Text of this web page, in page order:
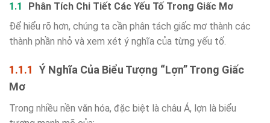
Phân Tích Chi Tiết Các Yếu Tố Trong Giấc Mơ
Để hiểu rõ hơn, chúng ta cần phân tách giấc mơ thành các
thành phần nhỏ và xem xét ý nghĩa của từng yếu tố.
Ý Nghĩa Của Biểu Tượng “Lợn” Trong Giấc
Mơ
Trong nhiều nền văn hóa, đặc biệt là châu Á, lợn là biểu